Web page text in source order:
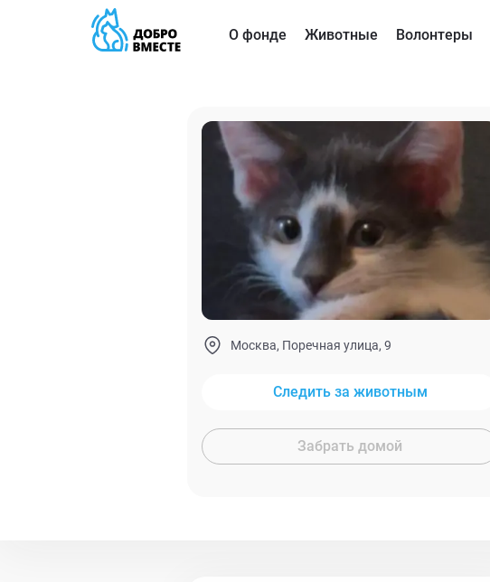
О фонде Животные Волонтеры
Москва, Поречная улица, 9
Следить за животным
Забрать домой